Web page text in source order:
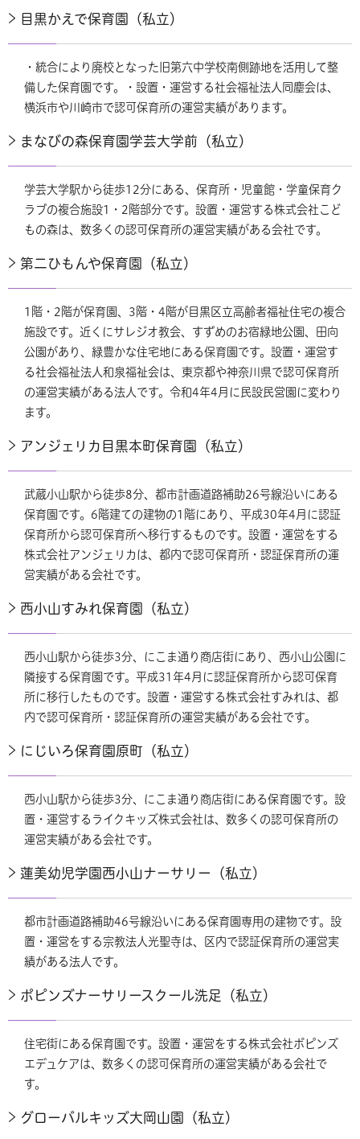
目黒かえで保育園（私立）
・統合により廃校となった旧第六中学校南側跡地を活用して整
備した保育園です。・設置・運営する社会福祉法人同塵会は、
横浜市や川崎市で認可保育所の運営実績があります。
まなびの森保育園学芸大学前（私立）
学芸大学駅から徒歩12分にある、保育所・児童館・学童保育ク
ラブの複合施設1・2階部分です。設置・運営する株式会社こど
もの森は、数多くの認可保育所の運営実績がある会社です。
第二ひもんや保育園（私立）
1階・2階が保育園、3階・4階が目黒区立高齢者福祉住宅の複合
施設です。近くにサレジオ教会、すずめのお宿緑地公園、田向
公園があり、緑豊かな住宅地にある保育園です。設置・運営す
る社会福祉法人和泉福祉会は、東京都や神奈川県で認可保育所
の運営実績がある法人です。令和4年4月に民設民営園に変わり
ます。
アンジェリカ目黒本町保育園（私立）
武蔵小山駅から徒歩8分、都市計画道路補助26号線沿いにある
保育園です。6階建ての建物の1階にあり、平成30年4月に認証
保育所から認可保育所へ移行するものです。設置・運営をする
株式会社アンジェリカは、都内で認可保育所・認証保育所の運
営実績がある会社です。
西小山すみれ保育園（私立）
西小山駅から徒歩3分、にこま通り商店街にあり、西小山公園に
隣接する保育園です。平成31年4月に認証保育所から認可保育
所に移行したものです。設置・運営する株式会社すみれは、都
内で認可保育所・認証保育所の運営実績がある会社です。
にじいろ保育園原町（私立）
西小山駅から徒歩3分、にこま通り商店街にある保育園です。設
置・運営するライクキッズ株式会社は、数多くの認可保育所の
運営実績がある会社です。
蓮美幼児学園西小山ナーサリー（私立）
都市計画道路補助46号線沿いにある保育園専用の建物です。設
置・運営をする宗教法人光聖寺は、区内で認証保育所の運営実
績がある法人です。
ポピンズナーサリースクール洗足（私立）
住宅街にある保育園です。設置・運営をする株式会社ポピンズ
エデュケアは、数多くの認可保育所の運営実績がある会社で
す。
グローバルキッズ大岡山園（私立）